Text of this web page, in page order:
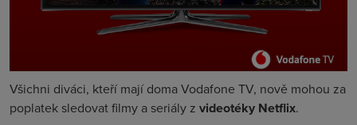
Všichni diváci, kteří mají doma Vodafone TV, nově mohou za
poplatek sledovat filmy a seriály z videotéky Netflix.